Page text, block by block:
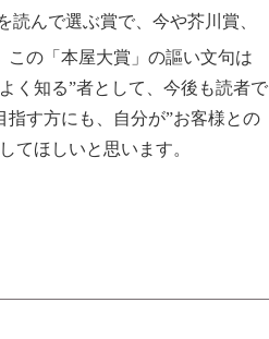
んで選ぶ賞で、今や芥川賞、
の「本屋大賞」の謳い文句は
く知る”者として、今後も読者で
す方にも、自分が”お客様との
てほしいと思います。